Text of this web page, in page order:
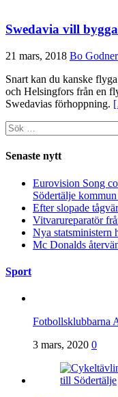
Swedavia vill
21 mars, 2018 Bo Godner
Snart kan du kanske
och Helsingfors från en
Swedavias förhoppning.
Sök
efter:
Senaste nytt
Eurovision Song
Södertälje
Efter slopade
Vitvarureparatör
Nya statsministern
Mc Donalds
Sport
Fotbollsklubbarna
3 mars, 2020 0